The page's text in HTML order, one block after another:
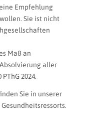
Empfehlung
Sie ist nicht
Maß an
aller
2024.
Sie in unserer